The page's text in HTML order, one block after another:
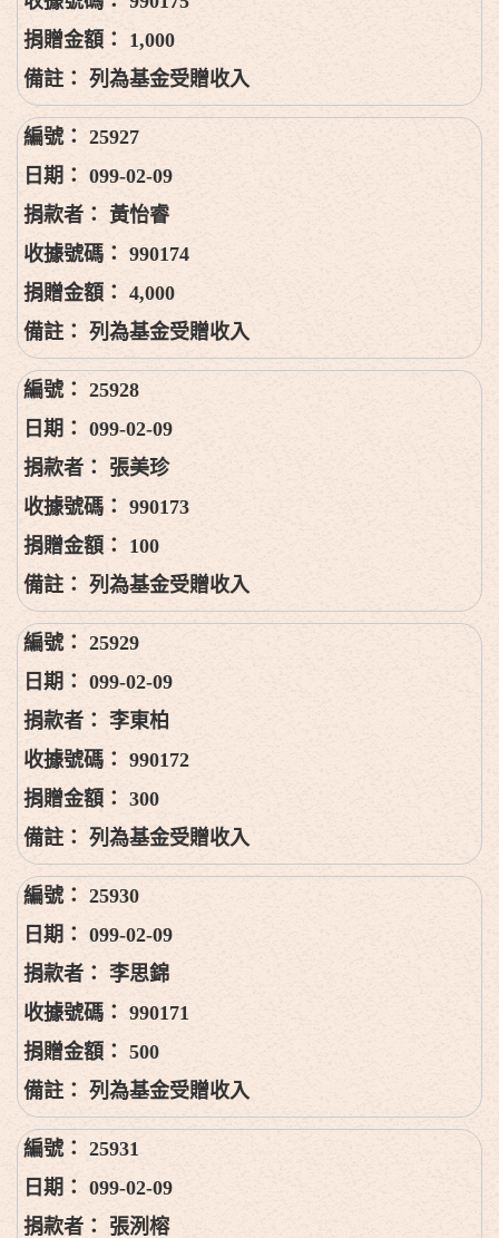
1,000
列為基金受贈收入
25927
099-02-09
黃怡睿
990174
4,000
列為基金受贈收入
25928
099-02-09
張美珍
990173
100
列為基金受贈收入
25929
099-02-09
李東柏
990172
300
列為基金受贈收入
25930
099-02-09
李思錦
990171
500
列為基金受贈收入
25931
099-02-09
張洌榕